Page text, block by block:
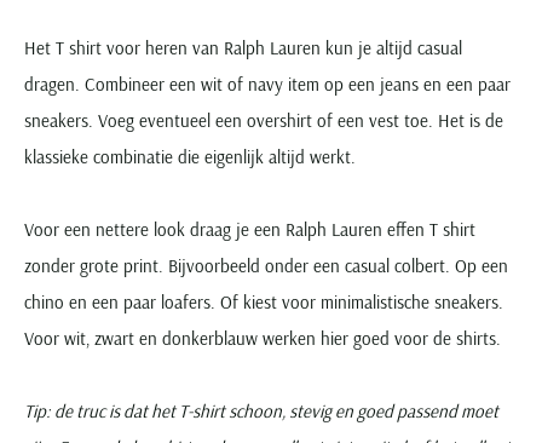
Het T shirt voor heren van Ralph Lauren kun je altijd casual
dragen. Combineer een wit of navy item op een jeans en een paar
sneakers. Voeg eventueel een overshirt of een vest toe. Het is de
klassieke combinatie die eigenlijk altijd werkt.
Voor een nettere look draag je een Ralph Lauren effen T shirt
zonder grote print. Bijvoorbeeld onder een casual colbert. Op een
chino en een paar loafers. Of kiest voor minimalistische sneakers.
Voor wit, zwart en donkerblauw werken hier goed voor de shirts.
Tip: de truc is dat het T-shirt schoon, stevig en goed passend moet